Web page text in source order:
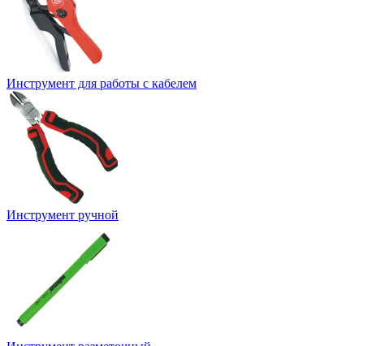
Инструмент для работы с кабелем
Инструмент ручной